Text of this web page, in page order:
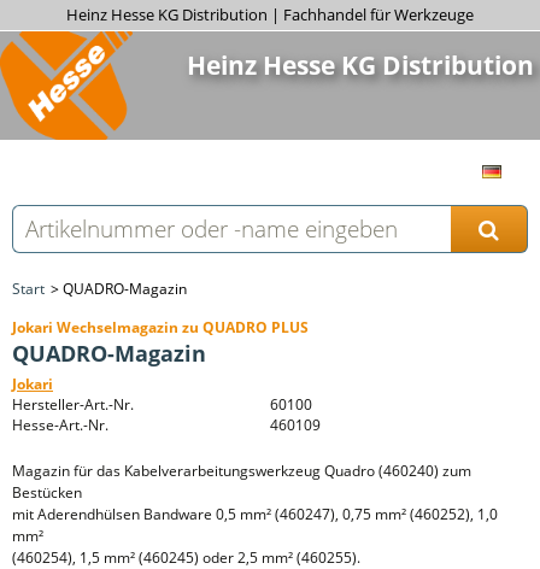
Heinz Hesse KG Distribution | Fachhandel für Werkzeuge
Heinz Hesse KG Distribution
Start
QUADRO-Magazin
Jokari Wechselmagazin zu QUADRO PLUS
QUADRO-Magazin
Jokari
Hersteller-Art.-Nr.
60100
Hesse-Art.-Nr.
460109
Magazin für das Kabelverarbeitungswerkzeug Quadro (460240) zum
Bestücken
mit Aderendhülsen Bandware 0,5 mm² (460247), 0,75 mm² (460252), 1,0
mm²
(460254), 1,5 mm² (460245) oder 2,5 mm² (460255).